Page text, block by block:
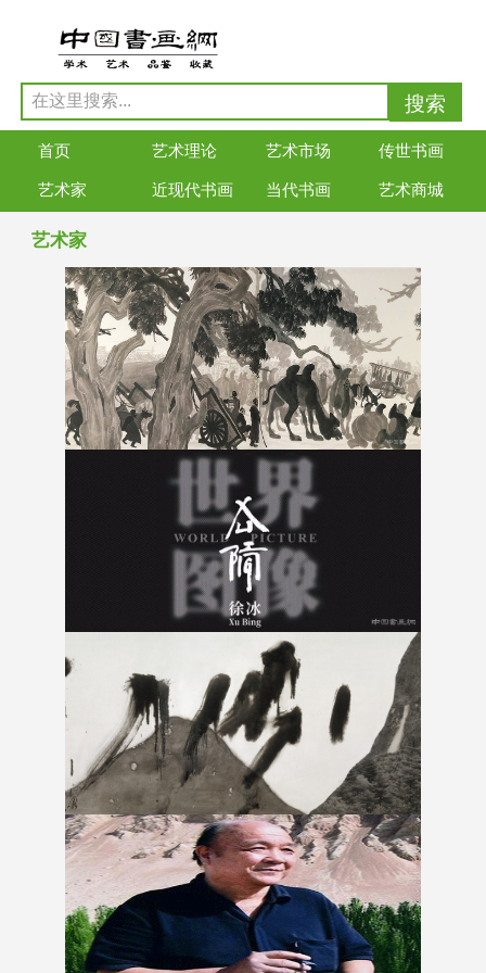
首页 艺术理论 艺术市场 传世书画
艺术家 近现代书画 当代书画 艺术商城
艺术家